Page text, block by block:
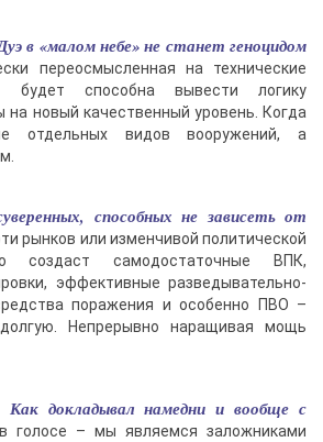
в «малом небе» не станет геноцидом
переосмысленная на технические
будет способна вывести логику
на новый качественный уровень. Когда
отдельных видов вооружений, а
способных не зависеть от
рынков или изменчивой политической
создаст самодостаточные ВПК,
эффективные разведывательно-
поражения и особенно ПВО –
Непрерывно наращивая мощь
Как докладывал намедни и вообще с
в голосе – мы являемся заложниками